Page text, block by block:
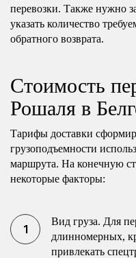
перевозки. Также нужно
указать количество
обратного возврата.
Стоимость
Рошаля в
Тарифы доставки
грузоподъемности
маршрута. На конечную
некоторые факторы:
Вид груза. Для
длинномерных,
привлекать